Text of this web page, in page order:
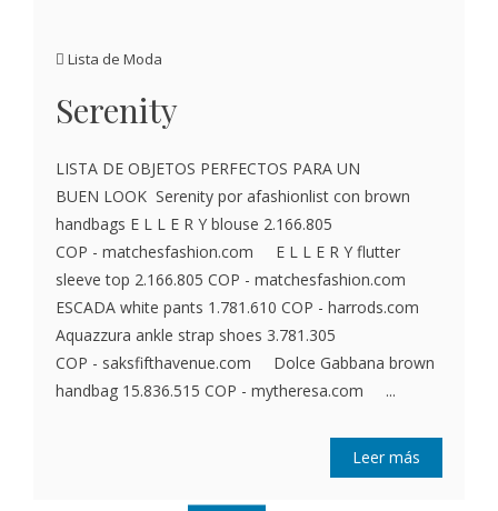
Lista de Moda
Serenity
LISTA DE OBJETOS PERFECTOS PARA UN
BUEN LOOK Serenity por afashionlist con brown
handbags E L L E R Y blouse 2.166.805
COP - matchesfashion.com E L L E R Y flutter
sleeve top 2.166.805 COP - matchesfashion.com
ESCADA white pants 1.781.610 COP - harrods.com
Aquazzura ankle strap shoes 3.781.305
COP - saksfifthavenue.com Dolce Gabbana brown
handbag 15.836.515 COP - mytheresa.com ...
Leer más